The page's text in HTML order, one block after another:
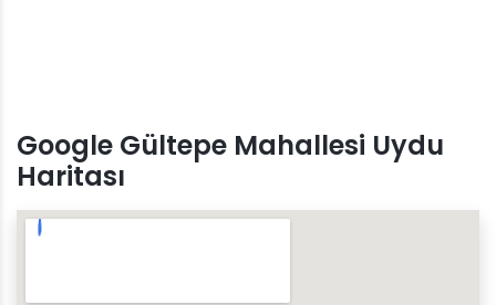
Google Gültepe Mahallesi Uydu
Haritası